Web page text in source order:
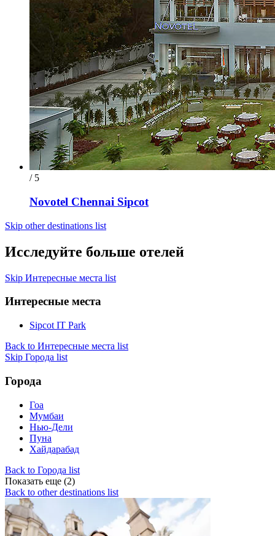
/ 5
Novotel Chennai Sipcot
Skip other destinations list
Исследуйте больше отелей
Skip Интересные места list
Интересные места
Sipcot IT Park
Back to Интересные места list
Skip Города list
Города
Гоа
Мумбаи
Нью-Дели
Пуна
Хайдарабад
Back to Города list
Показать еще (2)
Back to other destinations list